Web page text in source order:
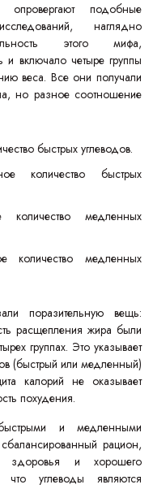
подобные
наглядно
этого мифа,
включало четыре группы
веса. Все они получали
но разное соотношение
быстрых углеводов.
количество быстрых
медленных
количество медленных
поразительную вещь:
расщепления жира были
группах. Это указывает
(быстрый или медленный)
калорий не оказывает
похудения.
и медленными
сбалансированный рацион,
здоровья и хорошего
что углеводы являются